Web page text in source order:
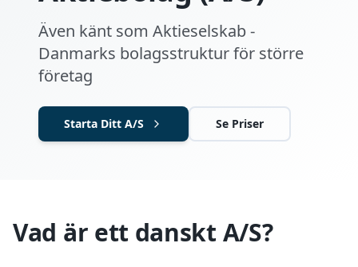
Även känt som Aktieselskab -
Danmarks bolagsstruktur för större
företag
Starta Ditt A/S Se Priser
Vad är ett danskt A/S?